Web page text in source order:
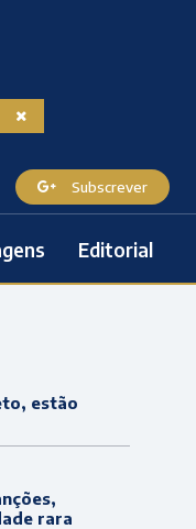
Subscrever
Editorial
estão
rara